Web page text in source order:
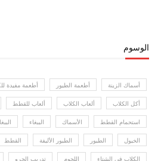
الوسوم
أسماك الزينة أطعمة الطيور أطعمة مفيدة
أكل الكلاب ألعاب الكلاب ألعاب للقطط
استحمام القطط الأسماك الببغاء
الخيول الطيور الطيور الأليفة القطط
الكلاب في الشتاء اللحوم تدريب الجرو